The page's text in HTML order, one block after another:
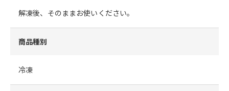
解凍後、そのままお使いください。
商品種別
冷凍